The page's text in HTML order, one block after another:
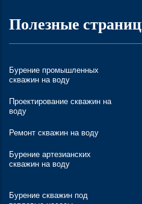
Полезные
Бурение промышленных
скважин на воду
Проектирование скважин на
воду
Ремонт скважин на воду
Бурение артезианских
скважин на воду
Бурение скважин под